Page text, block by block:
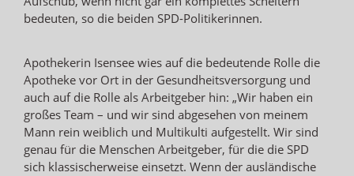
bedeuten, so die beiden SPD-Politikerinnen.
Apothekerin Isensee wies auf die bedeutende Rolle die
Apotheke vor Ort in der Gesundheitsversorgung und
auch auf die Rolle als Arbeitgeber hin: „Wir haben ein
großes Team – und wir sind abgesehen von meinem
Mann rein weiblich und Multikulti aufgestellt. Wir sind
genau für die Menschen Arbeitgeber, für die die SPD
sich klassischerweise einsetzt. Wenn der ausländische